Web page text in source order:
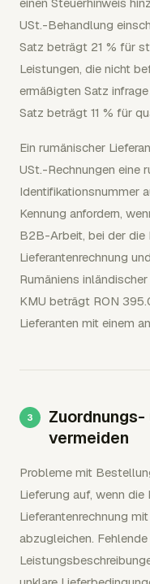
USt.-Behandlung
Satz beträgt 21 % für
Leistungen, die nicht
ermäßigten Satz
Satz beträgt 11 % für
Ein rumänischer
USt.-Rechnungen eine
Identifikationsnummer
Kennung anfordern,
B2B-Arbeit, bei der
Lieferantenrechnung
Rumäniens
KMU beträgt RON
Lieferanten mit einem
vermeiden
Probleme mit
Lieferung auf, wenn
Lieferantenrechnung
abzugleichen.